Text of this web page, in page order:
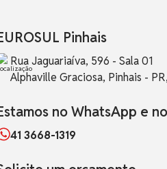
Pinhais
Rua Jaguariaíva, 596 - Sala 01
Alphaville Graciosa, Pinhais -
no WhatsApp e
41 3668-1319